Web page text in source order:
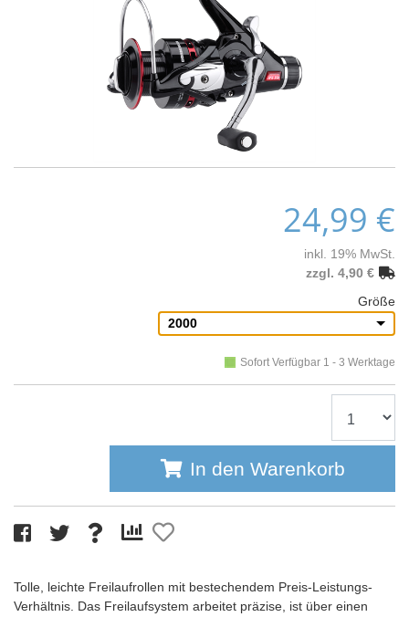
24,99 €
inkl. 19% MwSt.
zzgl. 4,90 €
Größe
2000
Sofort Verfügbar 1 - 3 Werktage
In den Warenkorb
Tolle, leichte Freilaufrollen mit bestechendem Preis-Leistungs-
Verhältnis. Das Freilaufsystem arbeitet präzise, ist über einen